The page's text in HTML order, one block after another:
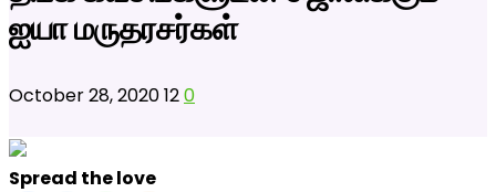
ஐயா மருதரசர்கள்
October 28, 2020120
Spread the love